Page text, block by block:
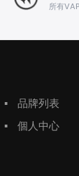
所有
▪
品牌列表
▪
個人中心